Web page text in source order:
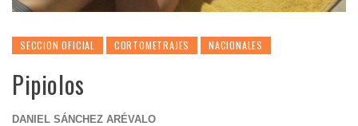
SECCION OFICIAL CORTOMETRAJES NACIONALES
Pipiolos
DANIEL SÁNCHEZ ARÉVALO